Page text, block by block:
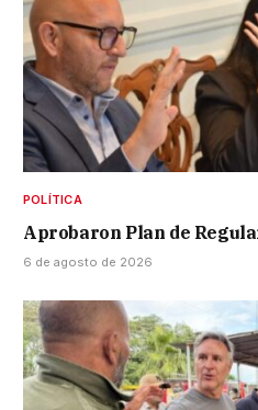
POLÍTICA
Aprobaron Plan de
6 de agosto de 2026